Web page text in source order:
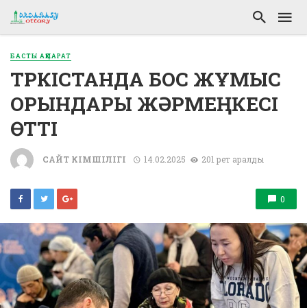
БАСТЫ АҚПАРАТ
ТҮРКІСТАНДА БОС ЖҰМЫС
ОРЫНДАРЫ ЖӘРМЕҢКЕСІ
ӨТТІ
САЙТ ӘКІМШІЛІГІ 14.02.2025 201 рет қаралды
0